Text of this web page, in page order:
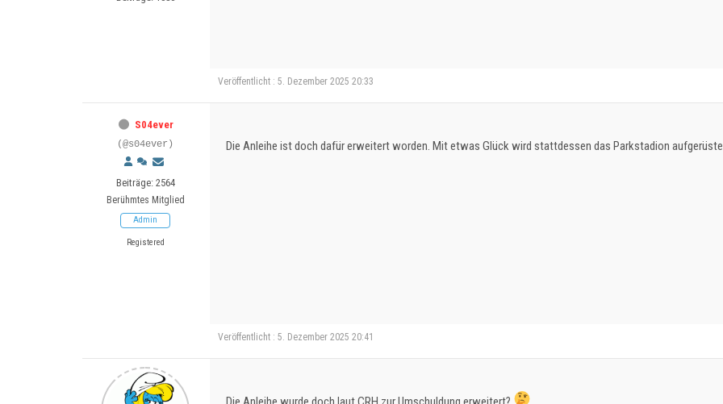
Veröffentlicht : 5. Dezember 2025 20:33
S04ever
(@s04ever)
Beiträge: 2564
Berühmtes Mitglied
Admin
Registered
Die Anleihe ist doch dafür erweitert worden. Mit etwas Glück wird stattdessen das Parkstadion
Veröffentlicht : 5. Dezember 2025 20:41